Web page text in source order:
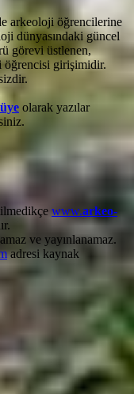
arkeoloji öğrencilerine
dünyasındaki güncel
görevi üstlenen,
öğrencisi girişimidir.
üye olarak yazılar
www.arkeo-
ve yayınlanamaz.
adresi kaynak